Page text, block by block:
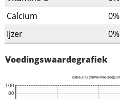
Calcium
0%
Ijzer
0%
Voedingswaardegrafiek